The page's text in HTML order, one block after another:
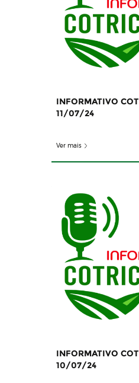
INFORMATIVO
11/07/24
Ver mais
INFORMATIVO
10/07/24